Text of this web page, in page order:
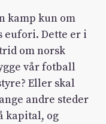
kamp kun om
eufori. Dette er i
om norsk
vår fotball
Eller skal
andre steder
kapital, og